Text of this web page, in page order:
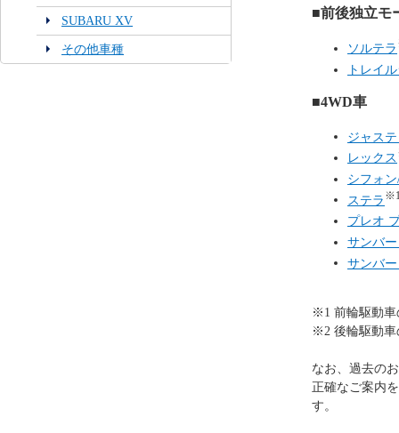
SUBARU XV
その他車種
■前後独立モ
ソルテラ
トレイ
■4WD車
ジャス
レックス
シフォ
ステラ
プレオ
サンバ
サンバ
※1 前輪駆動車
※2 後輪駆動車
なお、過去の
正確なご案内
す。